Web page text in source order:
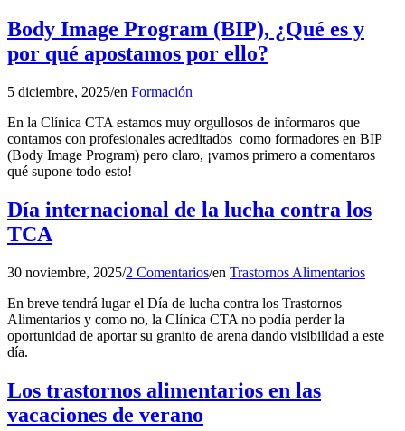
Body Image Program (BIP), ¿Qué es y
por qué apostamos por ello?
5 diciembre, 2025/en Formación
En la Clínica CTA estamos muy orgullosos de informaros que
contamos con profesionales acreditados como formadores en BIP
(Body Image Program) pero claro, ¡vamos primero a comentaros
qué supone todo esto!
Día internacional de la lucha contra los
TCA
30 noviembre, 2025/2 Comentarios/en Trastornos Alimentarios
En breve tendrá lugar el Día de lucha contra los Trastornos
Alimentarios y como no, la Clínica CTA no podía perder la
oportunidad de aportar su granito de arena dando visibilidad a este
día.
Los trastornos alimentarios en las
vacaciones de verano